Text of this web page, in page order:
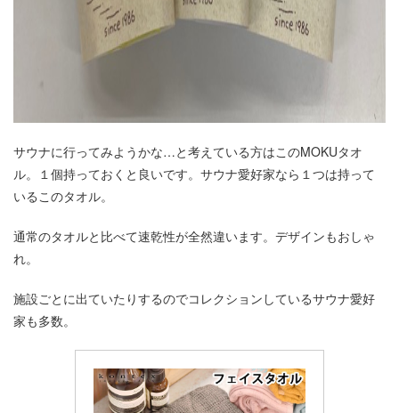
サウナに行ってみようかな…と考えている方はこのMOKUタオ
ル。１個持っておくと良いです。サウナ愛好家なら１つは持って
いるこのタオル。
通常のタオルと比べて速乾性が全然違います。デザインもおしゃ
れ。
施設ごとに出ていたりするのでコレクションしているサウナ愛好
家も多数。